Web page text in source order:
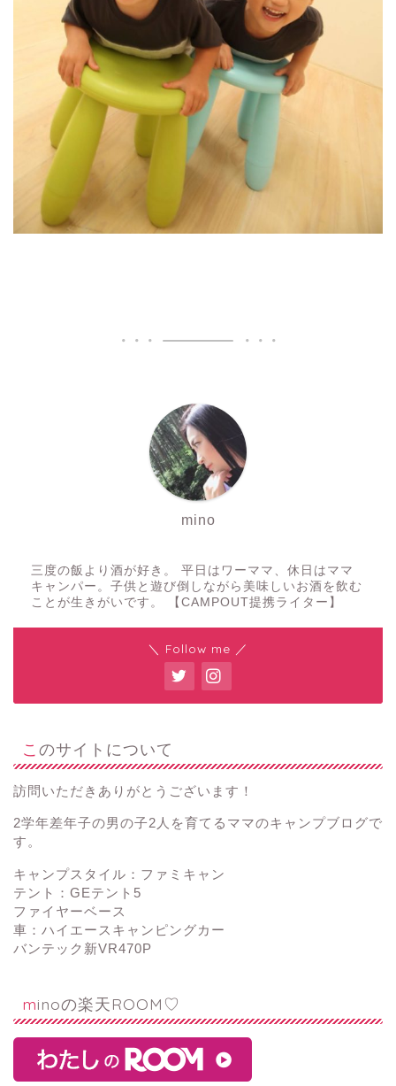
mino
三度の飯より酒が好き。 平日はワーママ、休日はママ
キャンパー。子供と遊び倒しながら美味しいお酒を飲む
ことが生きがいです。 【CAMPOUT提携ライター】
＼ Follow me ／
このサイトについて
訪問いただきありがとうございます！
2学年差年子の男の子2人を育てるママのキャンプブログで
す。
キャンプスタイル：ファミキャン
テント：GEテント5
ファイヤーベース
車：ハイエースキャンピングカー
バンテック新VR470P
minoの楽天ROOM♡